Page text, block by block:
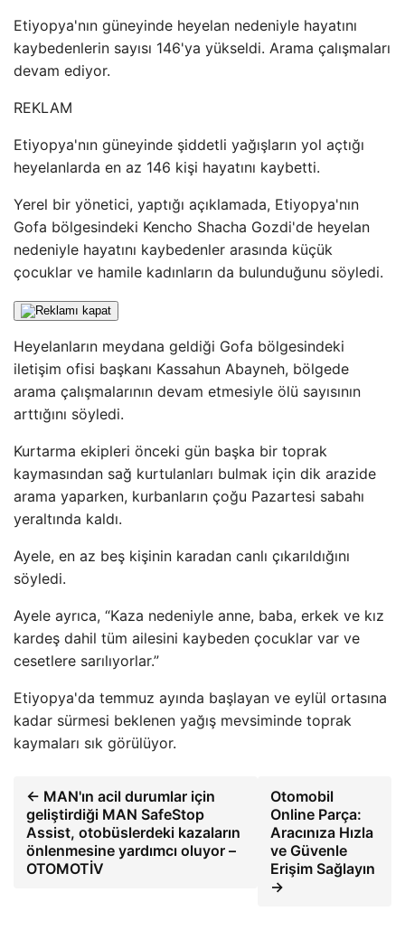
Etiyopya'nın güneyinde heyelan nedeniyle hayatını
kaybedenlerin sayısı 146'ya yükseldi. Arama çalışmaları
devam ediyor.
REKLAM
Etiyopya'nın güneyinde şiddetli yağışların yol açtığı
heyelanlarda en az 146 kişi hayatını kaybetti.
Yerel bir yönetici, yaptığı açıklamada, Etiyopya'nın
Gofa bölgesindeki Kencho Shacha Gozdi'de heyelan
nedeniyle hayatını kaybedenler arasında küçük
çocuklar ve hamile kadınların da bulunduğunu söyledi.
Heyelanların meydana geldiği Gofa bölgesindeki
iletişim ofisi başkanı Kassahun Abayneh, bölgede
arama çalışmalarının devam etmesiyle ölü sayısının
arttığını söyledi.
Kurtarma ekipleri önceki gün başka bir toprak
kaymasından sağ kurtulanları bulmak için dik arazide
arama yaparken, kurbanların çoğu Pazartesi sabahı
yeraltında kaldı.
Ayele, en az beş kişinin karadan canlı çıkarıldığını
söyledi.
Ayele ayrıca, “Kaza nedeniyle anne, baba, erkek ve kız
kardeş dahil tüm ailesini kaybeden çocuklar var ve
cesetlere sarılıyorlar.”
Etiyopya'da temmuz ayında başlayan ve eylül ortasına
kadar sürmesi beklenen yağış mevsiminde toprak
kaymaları sık görülüyor.
← MAN'ın acil durumlar için
geliştirdiği MAN SafeStop
Assist, otobüslerdeki kazaların
önlenmesine yardımcı oluyor –
OTOMOTİV
Otomobil
Online Parça:
Aracınıza Hızla
ve Güvenle
Erişim Sağlayın
→